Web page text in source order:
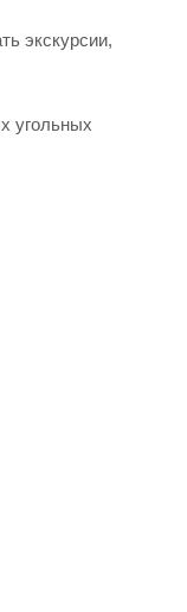
экскурсии,
угольных